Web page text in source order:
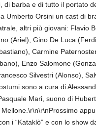
di barba e di tutto il portato
Umberto Orsini un cast di
altri più giovani: Flavio
(Ariel), Gino De Luca
Carmine
Enzo Salomone
Silvestri (Alonso),
sono a cura di
Mari, suono di
i “Kataklò” e con lo show